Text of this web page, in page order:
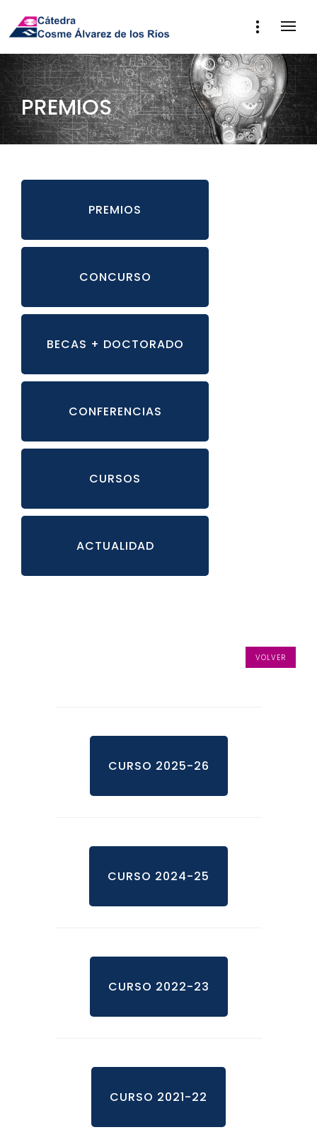
PREMIOS
PREMIOS
CONCURSO
BECAS + DOCTORADO
CONFERENCIAS
CURSOS
ACTUALIDAD
VOLVER
CURSO 2025-26
CURSO 2024-25
CURSO 2022-23
CURSO 2021-22